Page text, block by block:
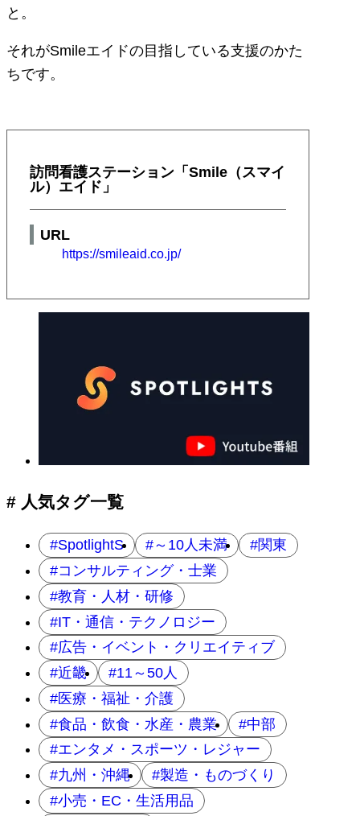
と。
それがSmileエイドの目指している支援のかた
ちです。
訪問看護ステーション「Smile（スマイ
ル）エイド」
URL
https://smileaid.co.jp/
# 人気タグ一覧
SpotlightS ～10人未満
関東
コンサルティング・士業
教育・人材・研修
IT・通信・テクノロジー
広告・イベント・クリエイティブ
近畿
11～50人
医療・福祉・介護
食品・飲食・水産・農業
中部
エンタメ・スポーツ・レジャー
九州・沖縄
製造・ものづくり
小売・EC・生活用品